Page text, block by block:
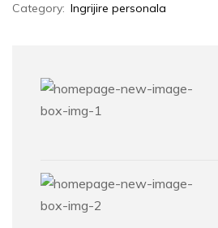
Category: Ingrijire personala